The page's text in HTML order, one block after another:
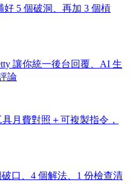
5 個破洞、再加 3 個槓
讓你統一後台回覆、AI 生
論
月費對照＋可複製指令，
口、4 個解法、1 份檢查清